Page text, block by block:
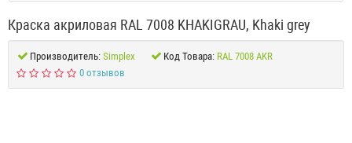
Краска акриловая RAL 7008 KHAKIGRAU, Khaki grey
Производитель: Simplex Код Товара: RAL 7008 AKR
0 отзывов